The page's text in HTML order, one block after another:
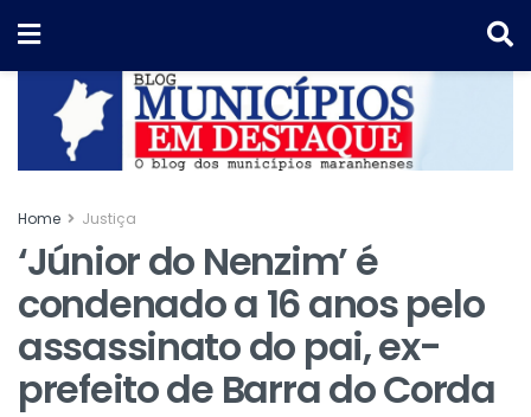
Home Justiça
‘Júnior do Nenzim’ é
condenado a 16 anos pelo
assassinato do pai, ex-
prefeito de Barra do Corda